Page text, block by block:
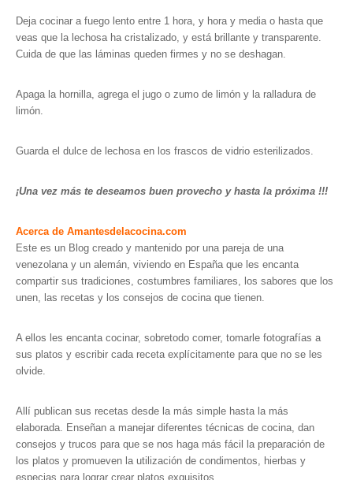
Deja cocinar a fuego lento entre 1 hora, y hora y media o hasta que
veas que la lechosa ha cristalizado, y está brillante y transparente.
Cuida de que las láminas queden firmes y no se deshagan.
Apaga la hornilla, agrega el jugo o zumo de limón y la ralladura de
limón.
Guarda el dulce de lechosa en los frascos de vidrio esterilizados.
¡Una vez más te deseamos buen provecho y hasta la próxima !!!
Acerca de Amantesdelacocina.com
Este es un Blog creado y mantenido por una pareja de una
venezolana y un alemán, viviendo en España que les encanta
compartir sus tradiciones, costumbres familiares, los sabores que los
unen, las recetas y los consejos de cocina que tienen.
A ellos les encanta cocinar, sobretodo comer, tomarle fotografías a
sus platos y escribir cada receta explícitamente para que no se les
olvide.
Allí publican sus recetas desde la más simple hasta la más
elaborada. Enseñan a manejar diferentes técnicas de cocina, dan
consejos y trucos para que se nos haga más fácil la preparación de
los platos y promueven la utilización de condimentos, hierbas y
especias para lograr crear platos exquisitos.